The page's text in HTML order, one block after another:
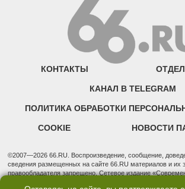
КОНТАКТЫ
КАНАЛ В TELEGRAM
ПОЛИТИКА ОБРАБОТКИ
COOKIE НОВОСТИ
©2007—2026 66.RU. Воспроизведение, сообщение,
сведения размещенных на сайте 66.RU материалов и их
правообладателя запрещено. Сетевое издание